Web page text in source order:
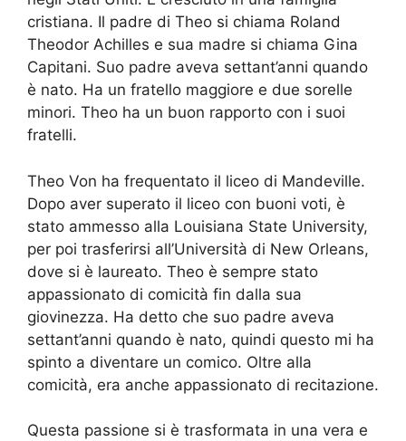
cristiana. Il padre di Theo si chiama Roland
Theodor Achilles e sua madre si chiama Gina
Capitani. Suo padre aveva settant’anni quando
è nato. Ha un fratello maggiore e due sorelle
minori. Theo ha un buon rapporto con i suoi
fratelli.
Theo Von ha frequentato il liceo di Mandeville.
Dopo aver superato il liceo con buoni voti, è
stato ammesso alla Louisiana State University,
per poi trasferirsi all’Università di New Orleans,
dove si è laureato. Theo è sempre stato
appassionato di comicità fin dalla sua
giovinezza. Ha detto che suo padre aveva
settant’anni quando è nato, quindi questo mi ha
spinto a diventare un comico. Oltre alla
comicità, era anche appassionato di recitazione.
Questa passione si è trasformata in una vera e